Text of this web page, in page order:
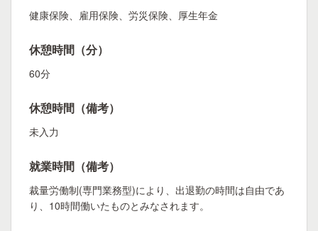
健康保険、雇用保険、労災保険、厚生年金
休憩時間（分）
60分
休憩時間（備考）
未入力
就業時間（備考）
裁量労働制(専門業務型)により、出退勤の時間は自由であ
り、10時間働いたものとみなされます。